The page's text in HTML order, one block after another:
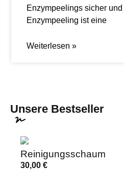
Enzympeelings sicher
Enzympeeling ist eine
Weiterlesen »
Unsere Bestseller
Reinigungsschaum
30,00 €